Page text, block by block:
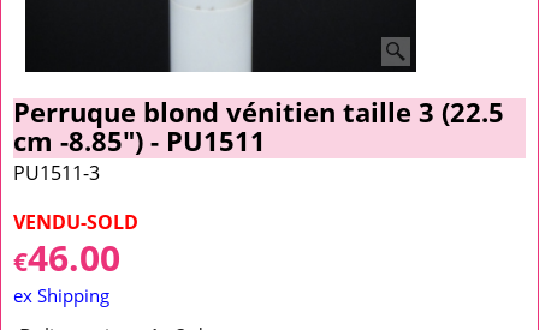
Perruque blond vénitien taille 3 (22.5
cm -8.85") - PU1511
PU1511-3
VENDU-SOLD
€46.00
ex Shipping